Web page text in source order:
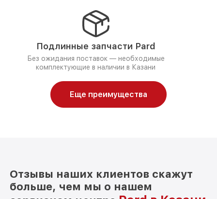
Подлинные запчасти Pard
Без ожидания поставок — необходимые
комплектующие в наличии в Казани
Еще преимущества
Отзывы наших клиентов скажут
больше, чем мы о нашем